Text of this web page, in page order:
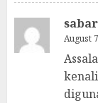
August